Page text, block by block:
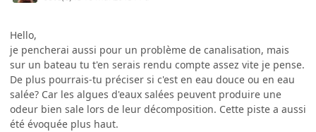
Hello,
je pencherai aussi pour un problème de canalisation, mais
sur un bateau tu t'en serais rendu compte assez vite je pense.
De plus pourrais-tu préciser si c'est en eau douce ou en eau
salée? Car les algues d'eaux salées peuvent produire une
odeur bien sale lors de leur décomposition. Cette piste a aussi
été évoquée plus haut.